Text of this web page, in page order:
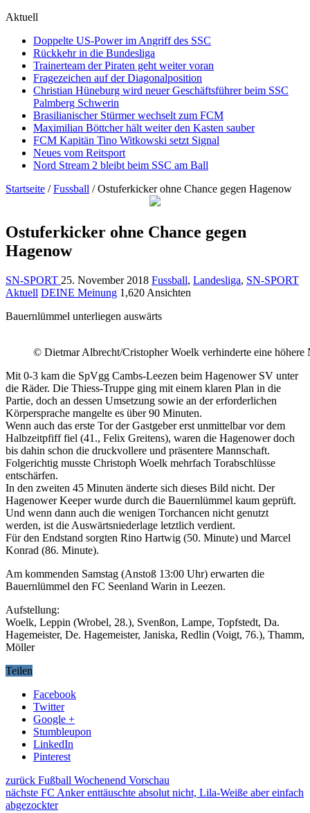
Aktuell
Doppelte US-Power im Angriff des SSC
Rückkehr in die Bundesliga
Trainerteam der Piraten geht weiter voran
Fragezeichen auf der Diagonalposition
Christian Hüneburg wird neuer Geschäftsführer beim SSC
Palmberg Schwerin
Brasilianischer Stürmer wechselt zum FCM
Maximilian Böttcher hält weiter den Kasten sauber
FCM Kapitän Tino Witkowski setzt Signal
Neues vom Reitsport
Nord Stream 2 bleibt beim SSC am Ball
Startseite / Fussball / Ostuferkicker ohne Chance gegen Hagenow
Ostuferkicker ohne Chance gegen
Hagenow
SN-SPORT 25. November 2018 Fussball, Landesliga, SN-SPORT
Aktuell DEINE Meinung 1,620 Ansichten
Bauernlümmel unterliegen auswärts
© Dietmar Albrecht/Cristopher Woelk verhinderte eine höhere
Mit 0-3 kam die SpVgg Cambs-Leezen beim Hagenower SV unter
die Räder. Die Thiess-Truppe ging mit einem klaren Plan in die
Partie, doch an dessen Umsetzung sowie an der erforderlichen
Körpersprache mangelte es über 90 Minuten.
Wenn auch das erste Tor der Gastgeber erst unmittelbar vor dem
Halbzeitpfiff fiel (41., Felix Greitens), waren die Hagenower doch
bis dahin schon die druckvollere und präsentere Mannschaft.
Folgerichtig musste Christoph Woelk mehrfach Torabschlüsse
entschärfen.
In den zweiten 45 Minuten änderte sich dieses Bild nicht. Der
Hagenower Keeper wurde durch die Bauernlümmel kaum geprüft.
Und wenn dann auch die wenigen Torchancen nicht genutzt
werden, ist die Auswärtsniederlage letztlich verdient.
Für den Endstand sorgten Rino Hartwig (50. Minute) und Marcel
Konrad (86. Minute).
Am kommenden Samstag (Anstoß 13:00 Uhr) erwarten die
Bauernlümmel den FC Seenland Warin in Leezen.
Aufstellung:
Woelk, Leppin (Wrobel, 28.), Svenßon, Lampe, Topfstedt, Da.
Hagemeister, De. Hagemeister, Janiska, Redlin (Voigt, 76.), Thamm,
Möller
Teilen
Facebook
Twitter
Google +
Stumbleupon
LinkedIn
Pinterest
zurück Fußball Wochenend Vorschau
nächste FC Anker enttäuschte absolut nicht, Lila-Weiße aber einfach
abgezockter